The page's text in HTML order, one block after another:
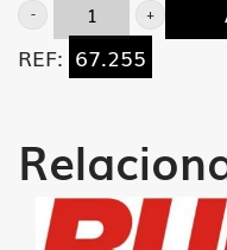
Tubo
aspiracion
AE
cantidad
REF: 67.255